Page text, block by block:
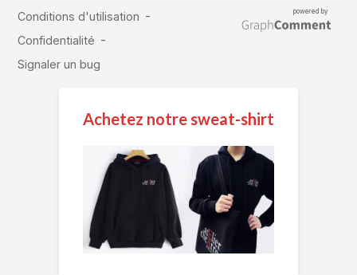
Achetez notre sweat-shirt